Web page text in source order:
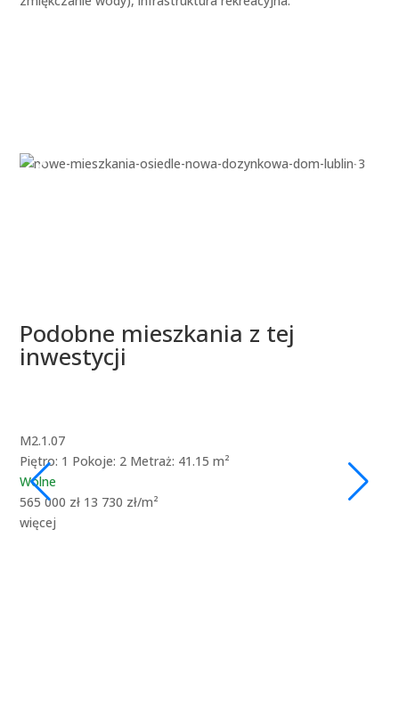
Podobne mieszkania z tej
inwestycji
M2.1.07
Piętro: 1 Pokoje: 2 Metraż: 41.15 m²
Wolne
565 000 zł 13 730 zł/m²
więcej